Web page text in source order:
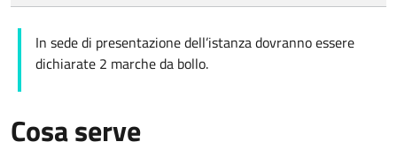
In sede di presentazione dell’istanza dovranno essere
dichiarate 2 marche da bollo.
Cosa serve